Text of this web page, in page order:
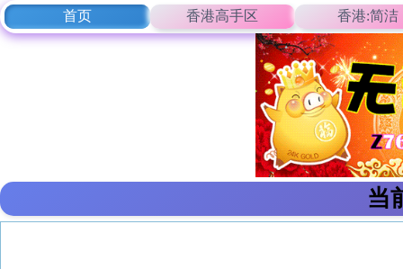
首页 香港高手区 香港:简洁
当